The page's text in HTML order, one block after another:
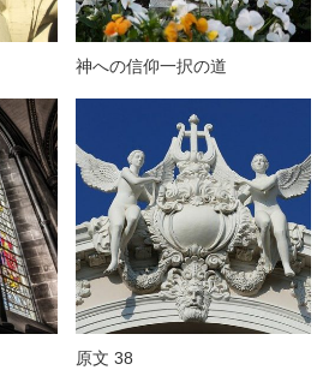
神への信仰一択の道
原文 38